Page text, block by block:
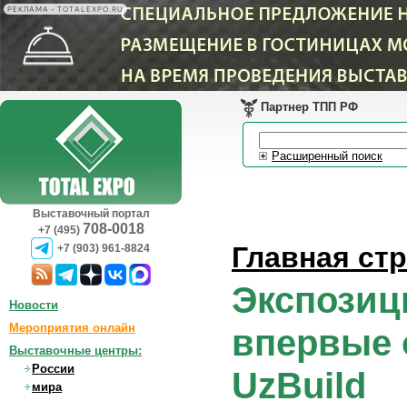
РЕКЛАМА • TOTALEXPO.RU
Выставочный портал
+7 (495) 708-0018
+7 (903) 961-8824
Партнер ТПП РФ
Расширенный поиск
Главная
впервые
UzBuild
Новости
Мероприятия онлайн
Выставочные центры:
России
мира